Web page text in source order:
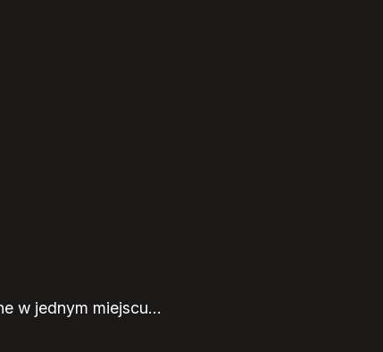
w jednym miejscu…